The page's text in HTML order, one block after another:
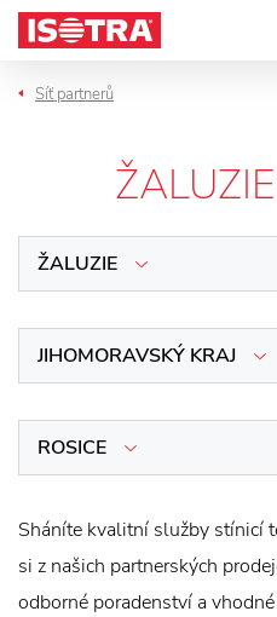
Přeskočit na obsah
Síť partnerů
ŽALUZIE
ŽALUZIE
JIHOMORAVSKÝ KRAJ
ROSICE
Sháníte kvalitní služby stínicí
si z našich partnerských
odborné poradenství a